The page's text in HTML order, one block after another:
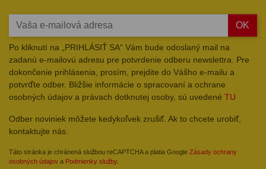
OK
Po kliknutí na „PRIHLÁSIŤ SA“ Vám bude odoslaný mail na
zadanú e-mailovú adresu pre potvrdenie odberu newslettra. Pre
dokončenie prihlásenia, prosím, prejdite do Vášho e-mailu a
potvrďte odber. Bližšie informácie o spracovaní a ochrane
osobných údajov a právach dotknutej osoby, sú uvedené TU
Odber noviniek môžete kedykoľvek zrušiť. Ak to chcete urobiť,
kontaktujte nás.
Táto stránka je chránená službou reCAPTCHA a platia Google Zásady ochrany
osobných údajov a Podmienky služby.